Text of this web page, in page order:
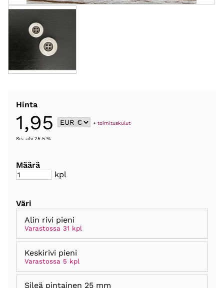
Hinta
1,95 +toimituskulut
Sis. alv 25.5 %
Määrä
kpl
Väri
Alin rivi pieni
Varastossa 31 kpl
Keskirivi pieni
Varastossa 5 kpl
Sileä pintainen 25 mm